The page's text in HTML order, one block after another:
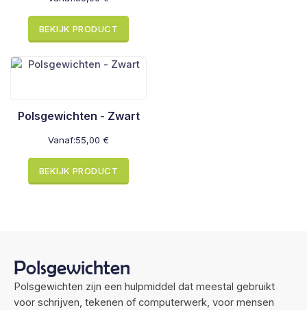
BEKIJK PRODUCT
Polsgewichten - Zwart
Vanaf:55,00 €
BEKIJK PRODUCT
Polsgewichten
Polsgewichten zijn een hulpmiddel dat meestal gebruikt
voor schrijven, tekenen of computerwerk, voor mensen